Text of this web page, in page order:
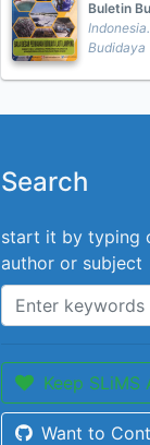
Buletin
Budidaya
Search
start it by typing
author or subject
Keep SLiMS
Want to